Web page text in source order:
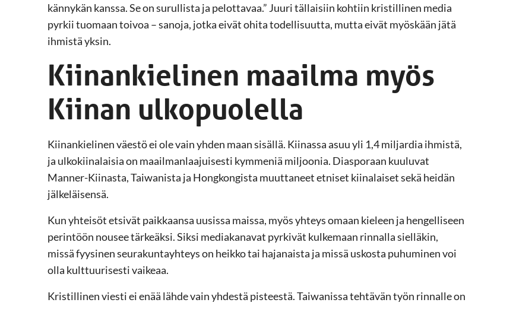
kännykän kanssa. Se on surullista ja pelottavaa.” Juuri tällaisiin kohtiin kristillinen media
pyrkii tuomaan toivoa – sanoja, jotka eivät ohita todellisuutta, mutta eivät myöskään jätä
ihmistä yksin.
Kiinankielinen maailma myös
Kiinan ulkopuolella
Kiinankielinen väestö ei ole vain yhden maan sisällä. Kiinassa asuu yli 1,4 miljardia ihmistä,
ja ulkokiinalaisia on maailmanlaajuisesti kymmeniä miljoonia. Diasporaan kuuluvat
Manner-Kiinasta, Taiwanista ja Hongkongista muuttaneet etniset kiinalaiset sekä heidän
jälkeläisensä.
Kun yhteisöt etsivät paikkaansa uusissa maissa, myös yhteys omaan kieleen ja hengelliseen
perintöön nousee tärkeäksi. Siksi mediakanavat pyrkivät kulkemaan rinnalla sielläkin,
missä fyysinen seurakuntayhteys on heikko tai hajanaista ja missä uskosta puhuminen voi
olla kulttuurisesti vaikeaa.
Kristillinen viesti ei enää lähde vain yhdestä pisteestä. Taiwanissa tehtävän työn rinnalle on